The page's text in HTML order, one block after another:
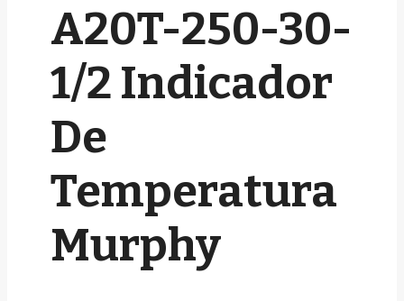
A20T-250-30-
1/2 Indicador
De
Temperatura
Murphy